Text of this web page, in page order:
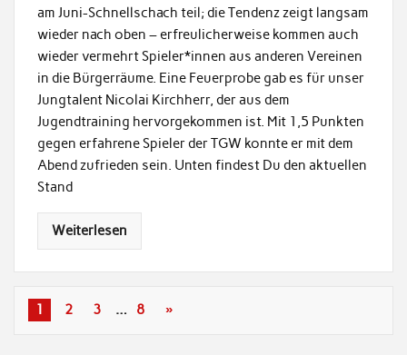
am Juni-Schnellschach teil; die Tendenz zeigt langsam
wieder nach oben – erfreulicherweise kommen auch
wieder vermehrt Spieler*innen aus anderen Vereinen
in die Bürgerräume. Eine Feuerprobe gab es für unser
Jungtalent Nicolai Kirchherr, der aus dem
Jugendtraining hervorgekommen ist. Mit 1,5 Punkten
gegen erfahrene Spieler der TGW konnte er mit dem
Abend zufrieden sein. Unten findest Du den aktuellen
Stand
Weiterlesen
1 2 3 … 8 »